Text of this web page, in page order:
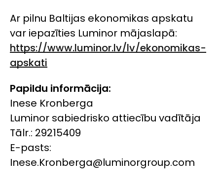
Ar pilnu Baltijas ekonomikas apskatu
var iepazīties Luminor mājaslapā:
https://www.luminor.lv/lv/ekonomikas-
apskati
Papildu informācija:
Inese Kronberga
Luminor sabiedrisko attiecību vadītāja
Tālr.: 29215409
E-pasts:
Inese.Kronberga@luminorgroup.com